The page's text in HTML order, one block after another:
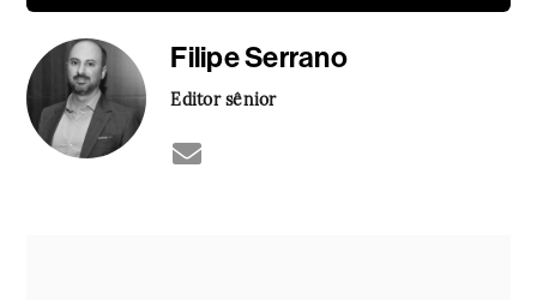
Filipe Serrano
Editor sênior